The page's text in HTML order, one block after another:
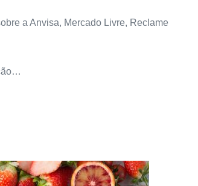
a Anvisa, Mercado Livre, Reclame